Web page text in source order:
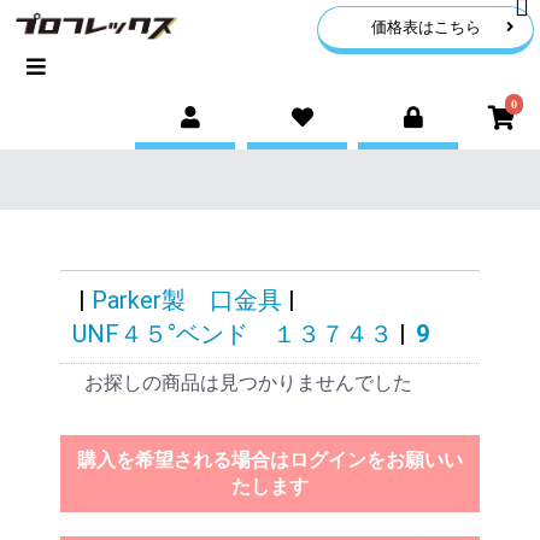
価格表はこちら
0
| Parker製 口金具 |
UNF４５°ベンド １３７４３ | 9
お探しの商品は見つかりませんでした
購入を希望される場合はログインをお願いい
たします